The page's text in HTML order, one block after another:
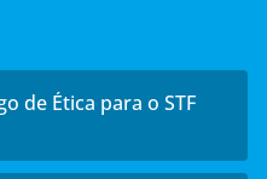
de Ética para o STF